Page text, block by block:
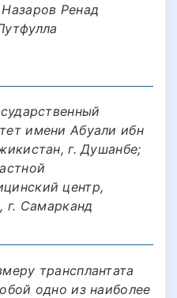
Ренад
имени Абуали ибн
г. Душанбе;
центр,
г. Самарканд
трансплантата
одно из наиболее